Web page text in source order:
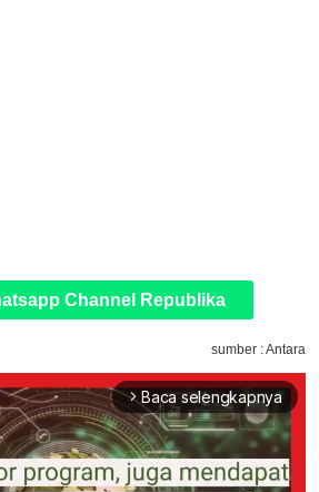
Channel Republika
sumber : Antara
arrow_forward_ios Baca selengkapnya